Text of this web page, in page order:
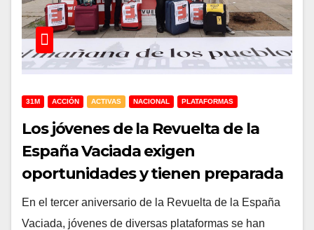
31M ACCIÓN ACTIVAS NACIONAL PLATAFORMAS
Los jóvenes de la Revuelta de la
España Vaciada exigen
oportunidades y tienen preparada
la maleta para volver
En el tercer aniversario de la Revuelta de la España
Vaciada, jóvenes de diversas plataformas se han